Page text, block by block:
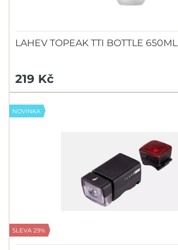
LAHEV TOPEAK TTI BOTTLE 650ML
219 Kč
NOVINKA
SLEVA 29%